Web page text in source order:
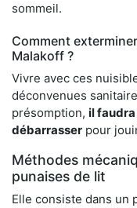
sommeil.
Comment
Malakoff ?
Vivre avec ces
déconvenues
présomption, il faudra
débarrasser pour
Méthodes
punaises de lit
Elle consiste dans un